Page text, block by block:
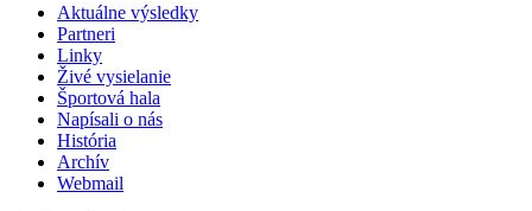
Aktuálne výsledky
Partneri
Linky
Živé vysielanie
Športová hala
Napísali o nás
História
Archív
Webmail